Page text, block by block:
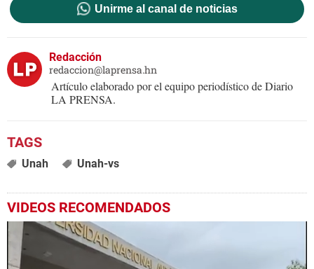
Unirme al canal de noticias
Redacción
redaccion@laprensa.hn
Artículo elaborado por el equipo periodístico de Diario
LA PRENSA.
Unah Unah-vs
VIDEOS RECOMENDADOS